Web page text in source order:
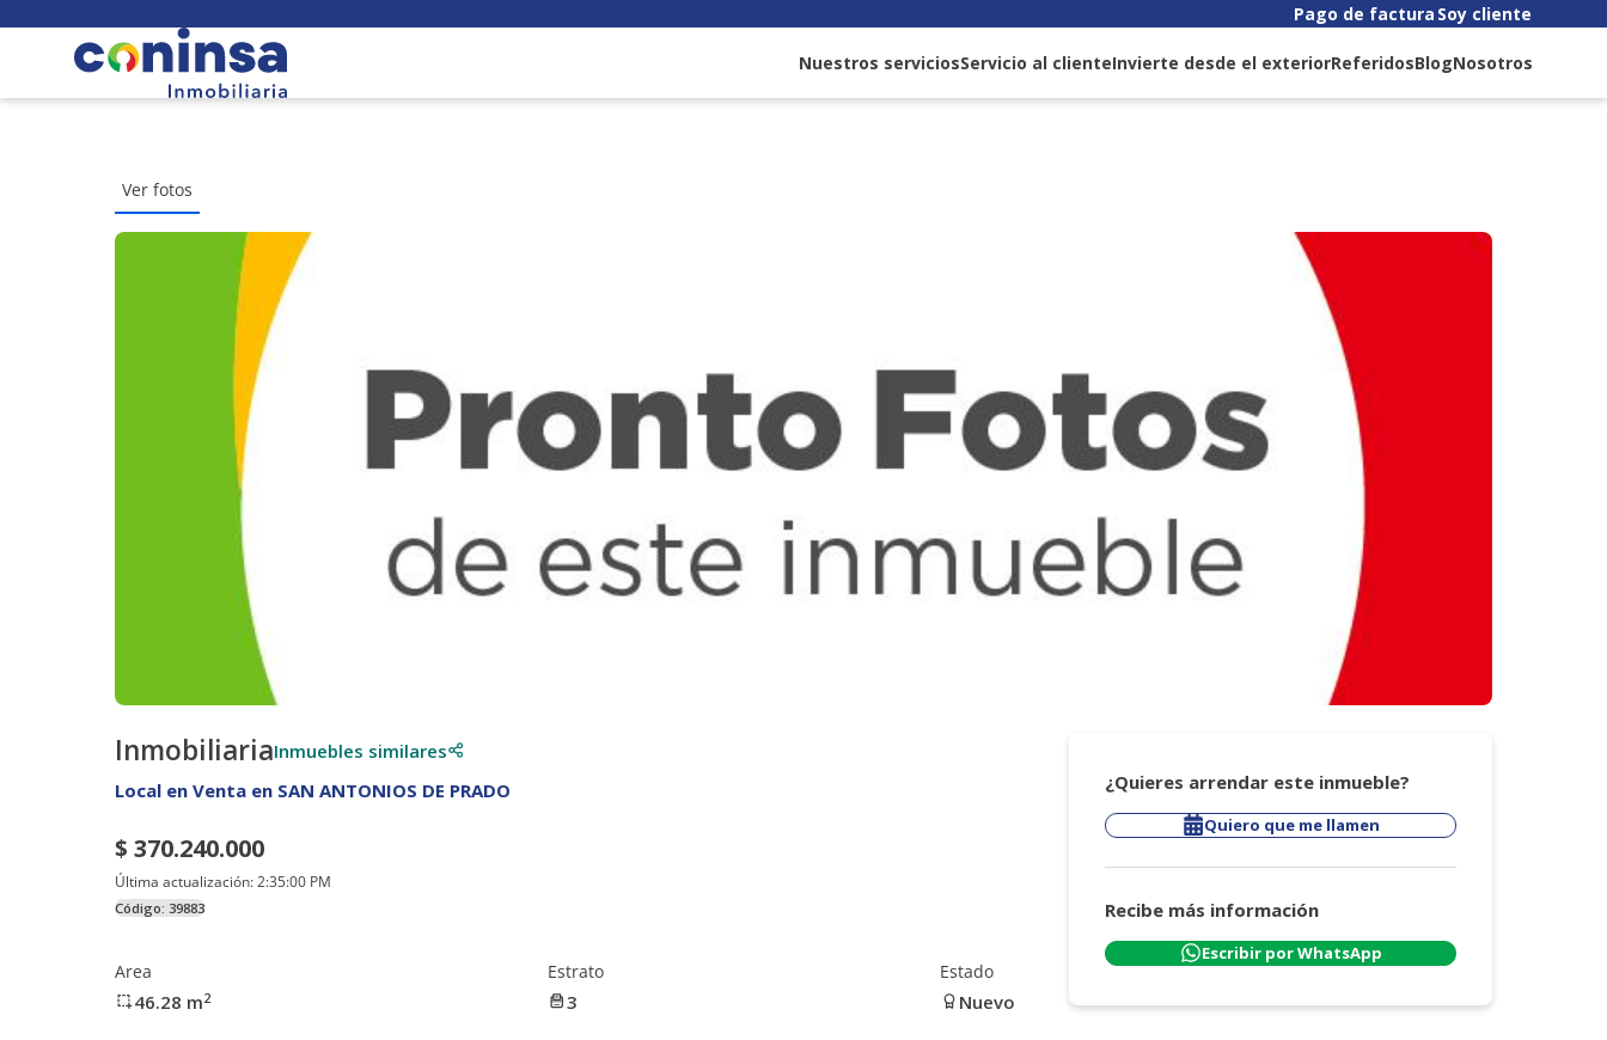
Pago de factura Soy cliente
Nuestros serviciosServicio al clienteInvierte desde el exteriorReferidosBlogNosotros
Ver fotos
InmobiliariaInmuebles similares
Local en Venta en SAN ANTONIOS DE PRADO
$ 370.240.000
Última actualización:2:35:00 PM
Código: 39883
Area
46.28 m2
Estrato
3
Estado
Nuevo
¿Quieres arrendar este inmueble?
Quiero que me llamen
Recibe más información
Escribir por WhatsApp